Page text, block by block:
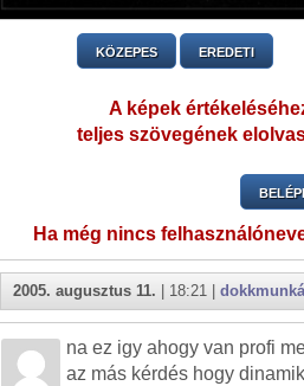
KÖZEPES EREDETI
A képek
teljes szövegének
Ha még nincs
2005. augusztus 11. | 18:21 |
na ez igy ahogy van profi
az más kérdés hogy